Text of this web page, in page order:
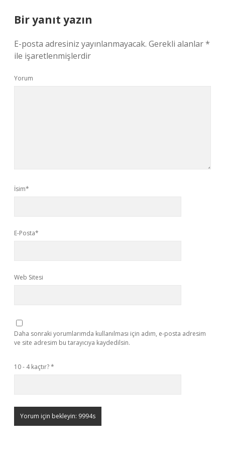
Bir yanıt yazın
E-posta adresiniz yayınlanmayacak. Gerekli alanlar*
ile işaretlenmişlerdir
Yorum
İsim*
E-Posta*
Web Sitesi
Daha sonraki yorumlarımda kullanılması için adım, e-posta adresim
ve site adresim bu tarayıcıya kaydedilsin.
10 - 4 kaçtır?*